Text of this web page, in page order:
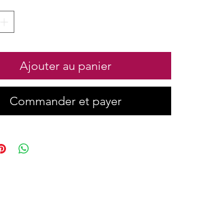
Ajouter au panier
Commander et payer